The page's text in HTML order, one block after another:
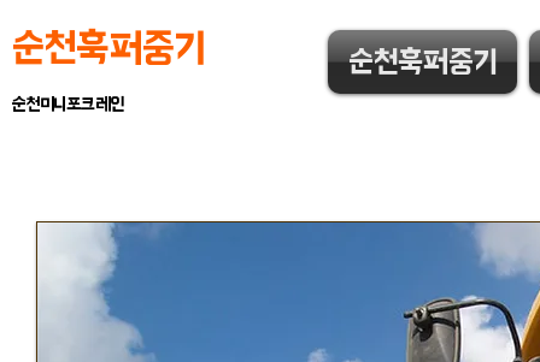
순천훅퍼중기
순천훅퍼중기
순천미니포크레인